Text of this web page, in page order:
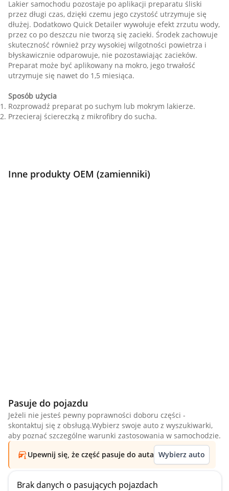
Lakier samochodu pozostaje po aplikacji preparatu śliski
przez długi czas, dzięki czemu jego czystość utrzymuje się
dłużej. Dodatkowo Quick Detailer wywołuje efekt zrzutu wody,
przez co po deszczu nie tworzą się zacieki. Środek zachowuje
skuteczność również przy wysokiej wilgotności powietrza i
błyskawicznie odparowuje, nie pozostawiając zacieków.
Preparat może być aplikowany na mokro, jego trwałość
utrzymuje się nawet do 1,5 miesiąca.
Sposób użycia
Rozprowadź preparat po suchym lub mokrym lakierze.
Przecieraj ściereczką z mikrofibry do sucha.
Inne produkty OEM (zamienniki)
Pasuje do pojazdu
Jeżeli nie jesteś pewny poprawności doboru części -
skontaktuj się z obsługą.Wybierz swoje auto z wyszukiwarki,
aby poznać szczególne warunki zastosowania w samochodzie.
Upewnij się, że część pasuje do auta Wybierz auto
Brak danych o pasujących pojazdach